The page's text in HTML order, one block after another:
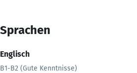
Sprachen
Englisch
B1-B2 (Gute Kenntnisse)